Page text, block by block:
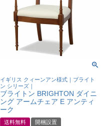
イギリス クィーンアン様式｜ブライト
ン シリーズ｜
ブライトン BRIGHTON ダイニ
ング アームチェア E アンティ
ーク
送料無料 開梱設置